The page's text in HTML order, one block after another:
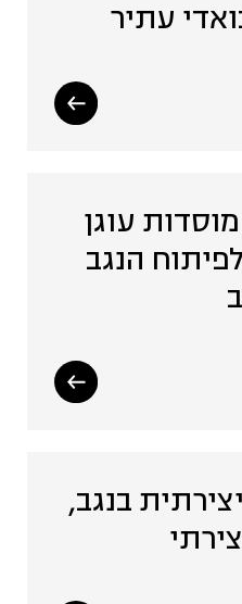
עתיר
עוגן
הנגב
בנגב,